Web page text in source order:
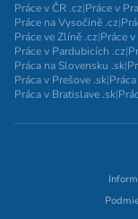
Práce v ČR .cz|Práce v
Práce na Vysočině .cz|
Práce ve Zlíně .cz|Práce
Práce v Pardubicích .cz|
Práca na Slovensku .sk|
Práca v Prešove .sk|
Práca v Bratislave .sk|